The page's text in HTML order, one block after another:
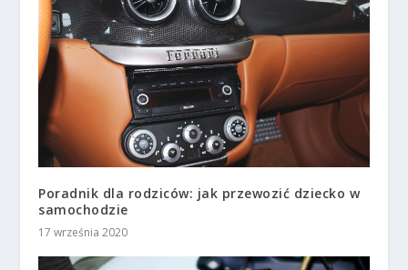
Poradnik dla rodziców: jak przewozić dziecko w
samochodzie
17 września 2020